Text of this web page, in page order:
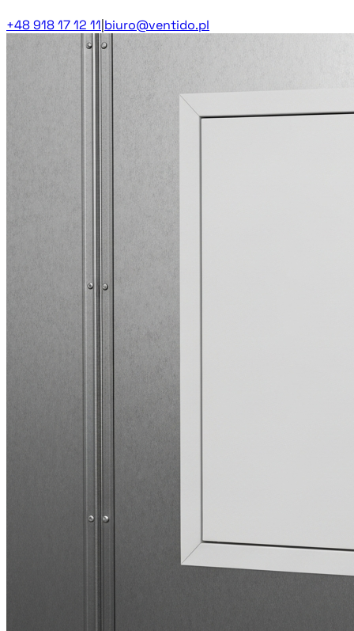
+48 918 17 12 11 biuro@ventido.pl